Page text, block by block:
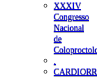
XXXIV
Congresso
Nacional
de